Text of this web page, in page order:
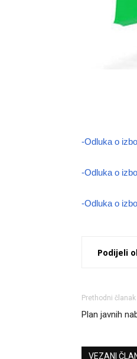
-Odluka o
-Odluka o
-Odluka o
Podijeli
Prethodni članak
Plan javnih
VEZANI